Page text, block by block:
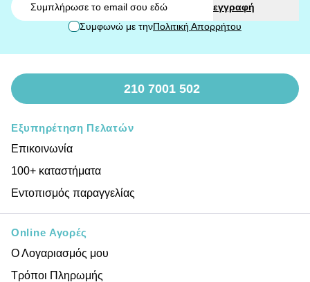
εγγραφή
Συμφωνώ με τηνΠολιτική Απορρήτου
210 7001 502
Εξυπηρέτηση Πελατών
Επικοινωνία
100+ καταστήματα
Εντοπισμός παραγγελίας
Online Αγορές
Ο Λογαριασμός μου
Τρόποι Πληρωμής